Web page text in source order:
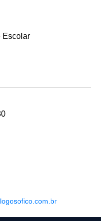
Escolar